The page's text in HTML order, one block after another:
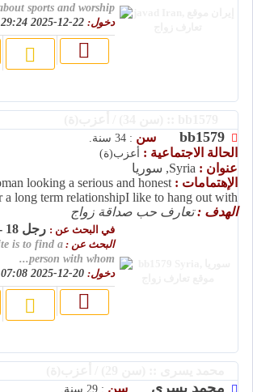
sports and worship.
دخول:
bb1579 سن : 34 سنة.
الحالة الاجتماعية : أعزب(ة)
عنوان : Syria, سوريا
الإهتمامات : looking a serious and honest
a long term relationshipI like to hang out with...
الهدف :تعارف حب صداقة زواج
في البحث عن : رجل 18 - 25
البحث عن : is to find a
person with whom...
دخول:
محمد يسرى سن : 29 سنة.